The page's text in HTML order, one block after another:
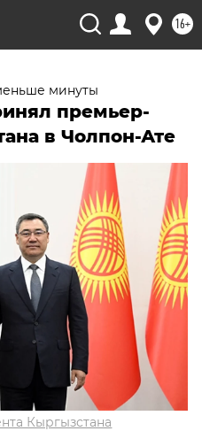
16+
минуты
премьер-
в Чолпон-Ате
Кыргызстана